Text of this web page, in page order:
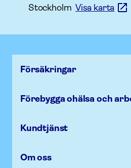
StockholmVisa karta
Försäk­ringar
Förebygga ohälsa och
Kundtjänst
Om oss